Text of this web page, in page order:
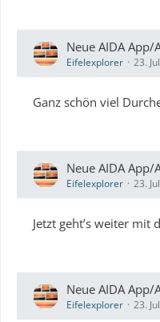
Neue AIDA
Eifelexplorer 23.
Ganz schön viel
Neue AIDA
Eifelexplorer 23.
Jetzt geht’s weiter
Neue AIDA
Eifelexplorer 23.